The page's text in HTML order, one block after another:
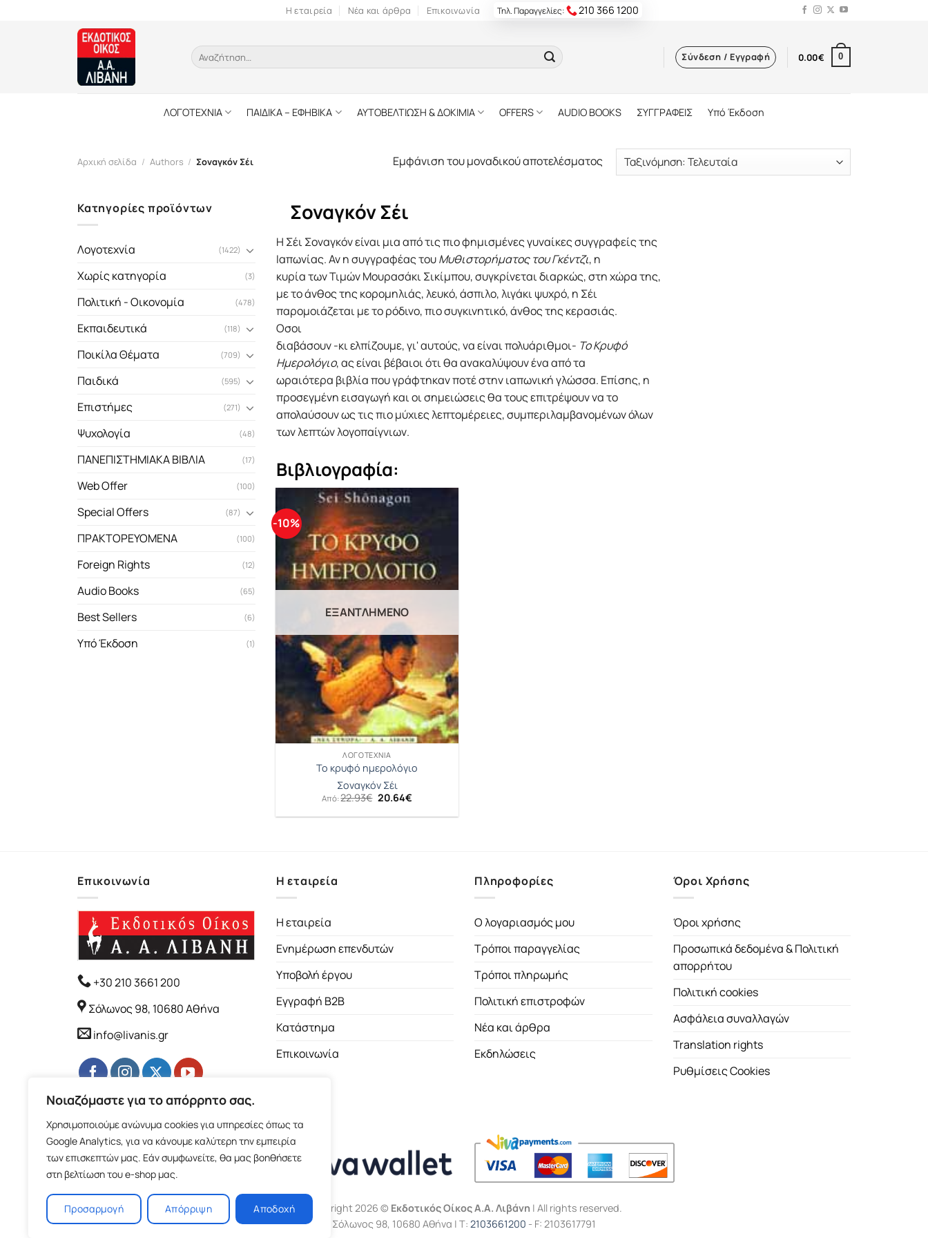
Νοιαζόμαστε για το απόρρητο σας.
Χρησιμοποιούμε ανώνυμα cookies για υπηρεσίες όπως τα
Google Analytics, για να κάνουμε καλύτερη την εμπειρία
των επισκεπτών μας. Εάν συμφωνείτε, θα μας βοηθήσετε
στη βελτίωση του e-shop μας.
Προσαρμογή Απόρριψη Αποδοχή
Η εταιρεία Νέα και άρθρα Επικοινωνία Τηλ. Παραγγελίες: 210 366 1200
Αναζήτηση
για:
Σύνδεση / Εγγραφή 0.00€ 0
ΛΟΓΟΤΕΧΝΙΑ ΠΑΙΔΙΚΑ – ΕΦΗΒΙΚΑ ΑΥΤΟΒΕΛΤΙΩΣΗ & ΔΟΚΙΜΙΑ OFFERS AUDIO BOOKS ΣΥΓΓΡΑΦΕΙΣ Υπό Έκδοση
Αρχική σελίδα / Authors / Σοναγκόν Σέι Εμφάνιση του μοναδικού αποτελέσματος
Κατηγορίες προϊόντων
Λογοτεχνία (1422)
Χωρίς κατηγορία (3)
Πολιτική - Οικονομία (478)
Εκπαιδευτικά (118)
Ποικίλα Θέματα (709)
Παιδικά (595)
Επιστήμες (271)
Ψυχολογία (48)
ΠΑΝΕΠΙΣΤΗΜΙΑΚΑ ΒΙΒΛΙΑ (17)
Web Offer (100)
Special Offers (87)
ΠΡΑΚΤΟΡΕΥΟΜΕΝΑ (100)
Foreign Rights (12)
Audio Books (65)
Best Sellers (6)
Υπό Έκδοση (1)
Σοναγκόν Σέι
Η Σέι Σοναγκόν είναι μια από τις πιο φημισμένες γυναίκες συγγραφείς της
Ιαπωνίας. Αν η συγγραφέας τουΜυθιστορήματος του Γκέντζι, η
κυρία των Τιμών Μουρασάκι Σικίμπου, συγκρίνεται διαρκώς, στη χώρα της,
με το άνθος της κορομηλιάς, λευκό, άσπιλο, λιγάκι ψυχρό, η Σέι
παρομοιάζεται με το ρόδινο, πιο συγκινητικό, άνθος της κερασιάς.
Οσοι
διαβάσουν -κι ελπίζουμε, γι' αυτούς, να είναι πολυάριθμοι- Το Κρυφό
Ημερολόγιο, ας είναι βέβαιοι ότι θα ανακαλύψουν ένα από τα
ωραιότερα βιβλία που γράφτηκαν ποτέ στην ιαπωνική γλώσσα. Επίσης, η
προσεγμένη εισαγωγή και οι σημειώσεις θα τους επιτρέψουν να το
απολαύσουν ως τις πιο μύχιες λεπτομέρειες, συμπεριλαμβανομένων όλων
των λεπτών λογοπαίγνιων.
Βιβλιογραφία:
-10%
ΕΞΑΝΤΛΗΜΈΝΟ
ΛΟΓΟΤΕΧΝΊΑ
Το κρυφό ημερολόγιο
Σοναγκόν Σέι
Από:22.93€ Original
price
was:
20.64€Η
τιμή
Επικοινωνία
+30 210 3661 200
Σόλωνος 98, 10680 Αθήνα
info@livanis.gr
Η εταιρεία
Η εταιρεία
Ενημέρωση επενδυτών
Υποβολή έργου
Εγγραφή B2B
Κατάστημα
Επικοινωνία
Πληροφορίες
Ο λογαριασμός μου
Τρόποι παραγγελίας
Τρόποι πληρωμής
Πολιτική επιστροφών
Νέα και άρθρα
Εκδηλώσεις
Όροι Χρήσης
Όροι χρήσης
Προσωπικά δεδομένα & Πολιτική
απορρήτου
Πολιτική cookies
Ασφάλεια συναλλαγών
Translation rights
Ρυθμίσεις Cookies
Copyright 2026 © Εκδοτικός Οίκος Α.Α. Λιβάνη | All rights reserved.
Σόλωνος 98, 10680 Αθήνα | Τ: 2103661200 - F: 2103617791